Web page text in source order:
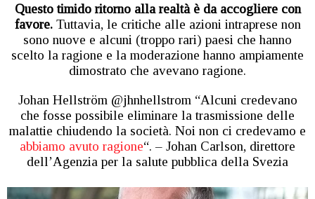
Questo timido ritorno alla realtà è da accogliere con
favore. Tuttavia, le critiche alle azioni intraprese non
sono nuove e alcuni (troppo rari) paesi che hanno
scelto la ragione e la moderazione hanno ampiamente
dimostrato che avevano ragione.
Johan Hellström @jhnhellstrom “Alcuni credevano
che fosse possibile eliminare la trasmissione delle
malattie chiudendo la società. Noi non ci credevamo e
abbiamo avuto ragione“. – Johan Carlson, direttore
dell’Agenzia per la salute pubblica della Svezia